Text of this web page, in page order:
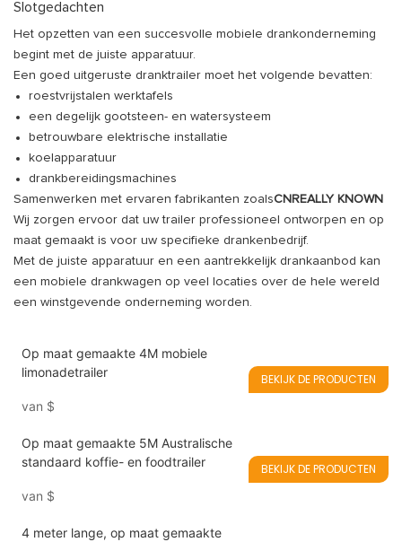
Slotgedachten
Het opzetten van een succesvolle mobiele drankonderneming
begint met de juiste apparatuur.
Een goed uitgeruste dranktrailer moet het volgende bevatten:
roestvrijstalen werktafels
een degelijk gootsteen- en watersysteem
betrouwbare elektrische installatie
koelapparatuur
drankbereidingsmachines
Samenwerken met ervaren fabrikanten zoalsCNREALLY KNOWN
Wij zorgen ervoor dat uw trailer professioneel ontworpen en op
maat gemaakt is voor uw specifieke drankenbedrijf.
Met de juiste apparatuur en een aantrekkelijk drankaanbod kan
een mobiele drankwagen op veel locaties over de hele wereld
een winstgevende onderneming worden.
Op maat gemaakte 4M mobiele
limonadetrailer
van $
BEKIJK DE PRODUCTEN
Op maat gemaakte 5M Australische
standaard koffie- en foodtrailer
van $
BEKIJK DE PRODUCTEN
4 meter lange, op maat gemaakte